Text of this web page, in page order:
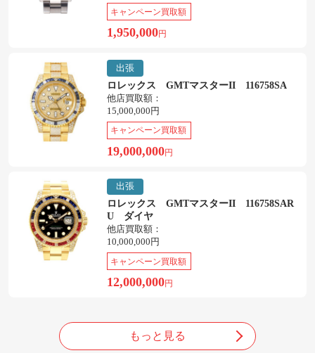
キャンペーン買取額
1,950,000円
出張
ロレックス GMTマスターII 116758SA
他店買取額：
15,000,000円
キャンペーン買取額
19,000,000円
出張
ロレックス GMTマスターII 116758SAR
U ダイヤ
他店買取額：
10,000,000円
キャンペーン買取額
12,000,000円
もっと見る